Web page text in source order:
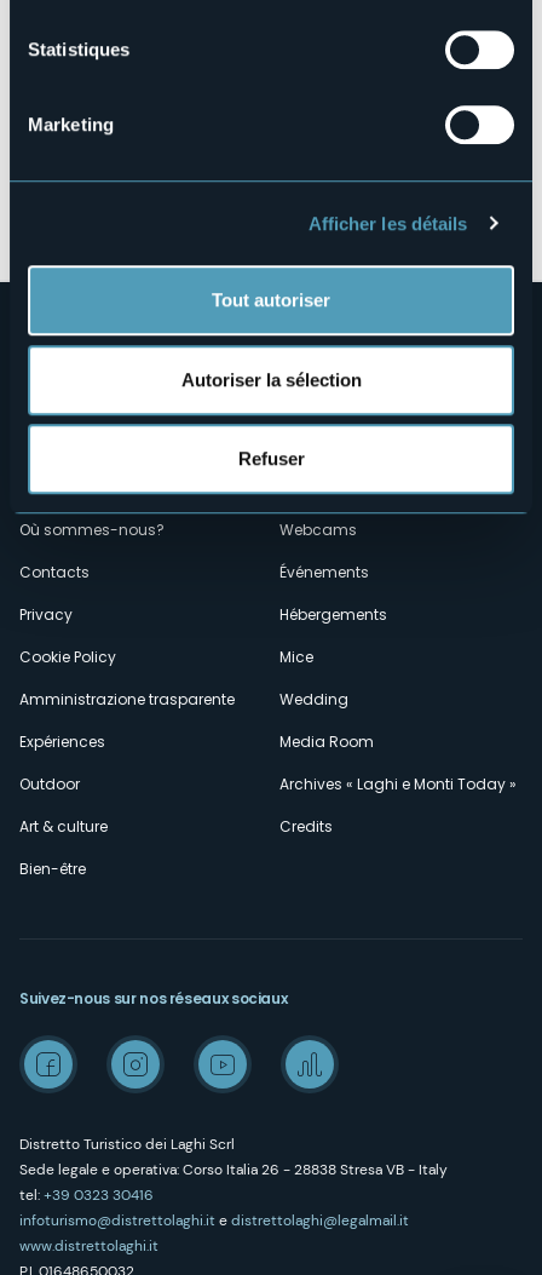
Statistiques
Marketing
Afficher les détails
Tout autoriser
Autoriser la sélection
Refuser
Menù
secondario
Qui sommes-nous?
Où sommes-nous?
Contacts
Privacy
Cookie Policy
Amministrazione trasparente
Expériences
Outdoor
Art & culture
Bien-être
Vins & gastronomie
Webcams
Événements
Hébergements
Mice
Wedding
Media Room
Archives « Laghi e Monti Today »
Credits
Distretto Turistico dei Laghi Scrl
Sede legale e operativa: Corso Italia 26 - 28838 Stresa VB - Italy
tel:+39 0323 30416
infoturismo@distrettolaghi.itedistrettolaghi@legalmail.it
www.distrettolaghi.it
Suivez-nous sur nos réseaux sociaux